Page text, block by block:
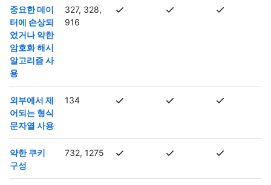
중요한 데이
터에 손상되
었거나 약한
암호화 해시
알고리즘 사
용
327, 328,
916
외부에서 제
어되는 형식
문자열 사용
134
약한 쿠키
구성
732, 1275